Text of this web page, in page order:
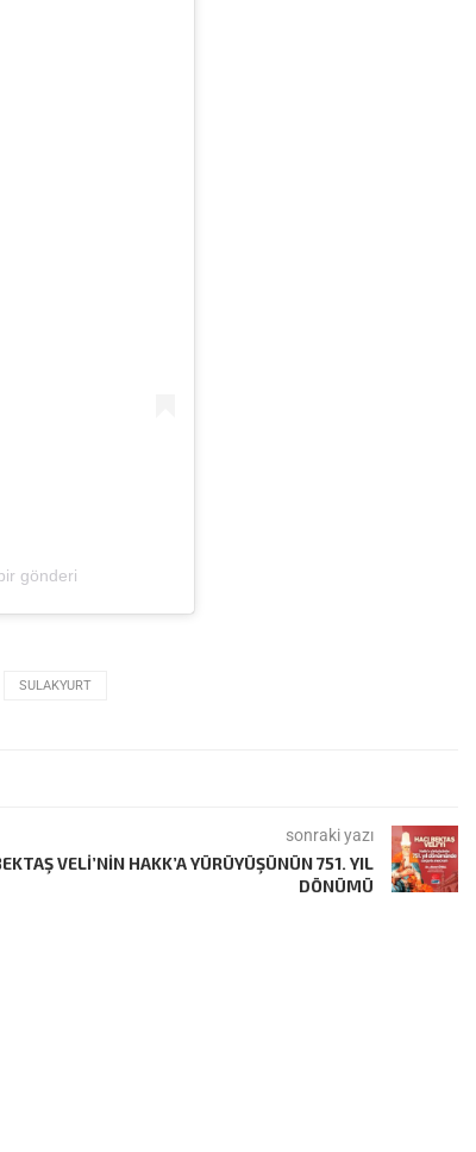
gönderi
SULAKYURT
sonraki yazı
VELI’NIN HAKK’A YÜRÜYÜŞÜNÜN 751. YIL
DÖNÜMÜ